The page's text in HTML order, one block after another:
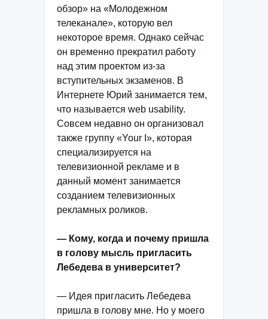
обзор» на «Молодежном
телеканале», которую вел
некоторое время. Однако сейчас
он временно прекратил работу
над этим проектом из-за
вступительных экзаменов. В
Интернете Юрий занимается тем,
что называется web usability.
Совсем недавно он организовал
также группу «Your I», которая
специализируется на
телевизионной рекламе и в
данный момент занимается
созданием телевизионных
рекламных роликов.
— Кому, когда и почему пришла
в голову мысль пригласить
Лебедева в университет?
— Идея пригласить Лебедева
пришла в голову мне. Но у моего